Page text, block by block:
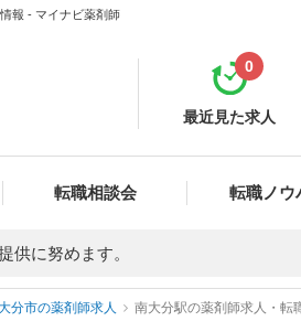
報 - マイナビ薬剤師
最近見た求人
0
転職相談会 転職ノウ
供に努めます。
分市の薬剤師求人 南大分駅の薬剤師求人・転